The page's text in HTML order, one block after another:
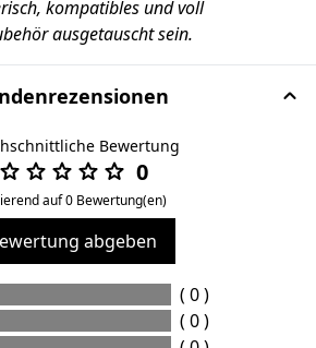
kompatibles und voll
ausgetauscht sein.
Bewertung
0
auf 0 Bewertung(en)
abgeben
( 0 )
( 0 )